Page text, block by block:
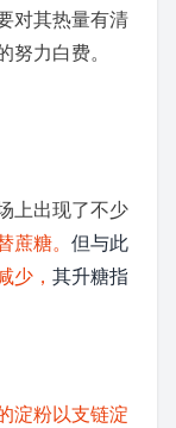
对其热量有清
力白费。
上出现了不少
蔗糖。 但与此
少， 其升糖指
淀粉以支链淀